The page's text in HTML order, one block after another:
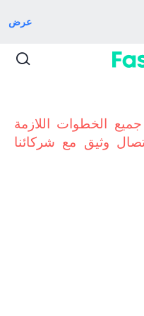
عرض
جميع الخطوات اللازمة
وثيق مع شركائنا